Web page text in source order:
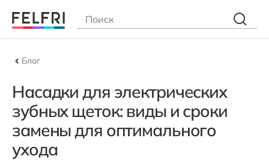
Блог
Насадки для электрических
зубных щеток: виды и сроки
замены для оптимального
ухода